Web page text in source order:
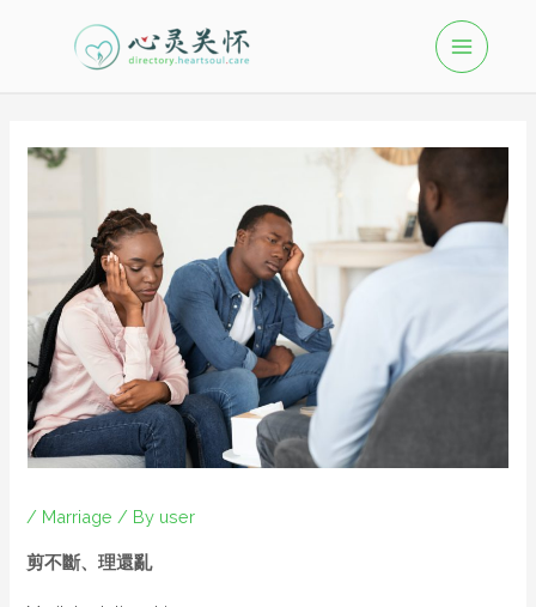
/ Marriage / By user
剪不斷、理還亂